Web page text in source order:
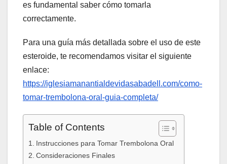
es fundamental saber cómo tomarla
correctamente.
Para una guía más detallada sobre el uso de este
esteroide, te recomendamos visitar el siguiente
enlace:
https://iglesiamanantialdevidasabadell.com/como-
tomar-trembolona-oral-guia-completa/
Table of Contents
Instrucciones para Tomar Trembolona Oral
Consideraciones Finales